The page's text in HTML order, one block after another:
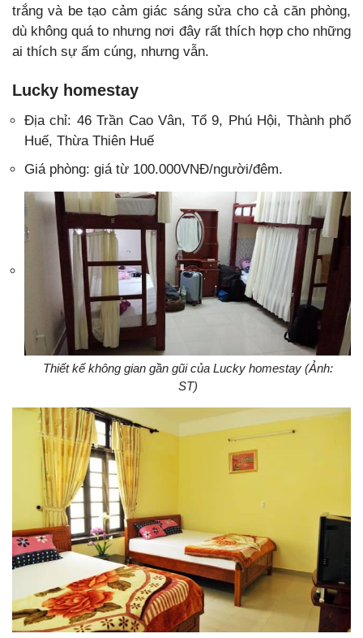
trắng và be tạo cảm giác sáng sửa cho cả căn phòng,
dù không quá to nhưng nơi đây rất thích hợp cho những
ai thích sự ấm cúng, nhưng vẫn.
Lucky homestay
Địa chỉ: 46 Trần Cao Vân, Tổ 9, Phú Hội, Thành phố
Huế, Thừa Thiên Huế
Giá phòng: giá từ 100.000VNĐ/người/đêm.
Thiết kế không gian gần gũi của Lucky homestay (Ảnh:
ST)